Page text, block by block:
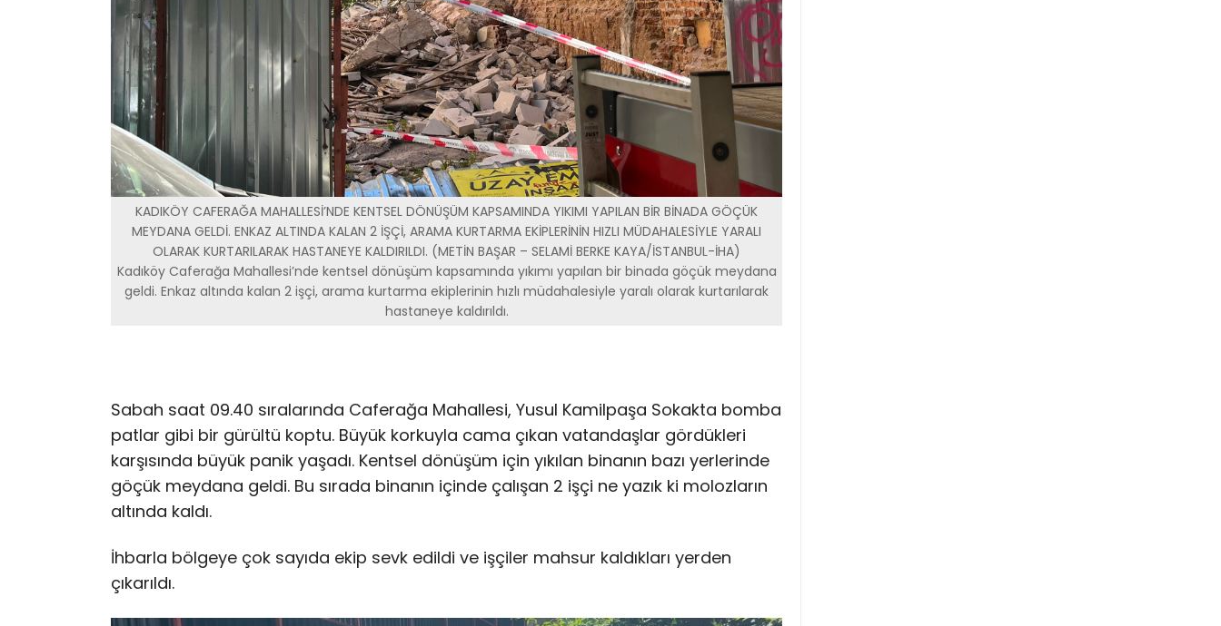
KADIKÖY CAFERAĞA MAHALLESİ’NDE KENTSEL DÖNÜŞÜM KAPSAMINDA YIKIMI YAPILAN BİR BİNADA GÖÇÜK
MEYDANA GELDİ. ENKAZ ALTINDA KALAN 2 İŞÇİ, ARAMA KURTARMA EKİPLERİNİN HIZLI MÜDAHALESİYLE YARALI
OLARAK KURTARILARAK HASTANEYE KALDIRILDI. (METİN BAŞAR – SELAMİ BERKE KAYA/İSTANBUL-İHA)
Kadıköy Caferağa Mahallesi’nde kentsel dönüşüm kapsamında yıkımı yapılan bir binada göçük meydana
geldi. Enkaz altında kalan 2 işçi, arama kurtarma ekiplerinin hızlı müdahalesiyle yaralı olarak kurtarılarak
hastaneye kaldırıldı.
Sabah saat 09.40 sıralarında Caferağa Mahallesi, Yusul Kamilpaşa Sokakta bomba
patlar gibi bir gürültü koptu. Büyük korkuyla cama çıkan vatandaşlar gördükleri
karşısında büyük panik yaşadı. Kentsel dönüşüm için yıkılan binanın bazı yerlerinde
göçük meydana geldi. Bu sırada binanın içinde çalışan 2 işçi ne yazık ki molozların
altında kaldı.
İhbarla bölgeye çok sayıda ekip sevk edildi ve işçiler mahsur kaldıkları yerden
çıkarıldı.